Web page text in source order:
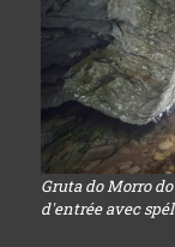
Gruta do Morro
d'entrée avec